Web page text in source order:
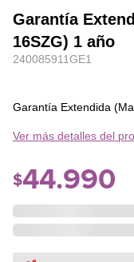
Garantía
16SZG) 1 año
240085911GE1
Garantía Extendida
Ver más detalles del
$44.990